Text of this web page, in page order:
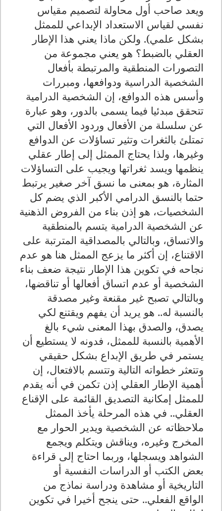
ويعد صاحب أول محاولة لتصميم مقياس
نفسي لقياس الاستعداد الإبداعي للممثل
بشكل علمي). ولكن ماذا يعني هذا الإطار
العقلي بالضبط؟ هو يعني مجموعة من
التصورات المنطقية والمرتبطة بأفعال
الشخصية الدراسية ودوافعها، ومبررات
وأسس هذه الدوافع، إن الشخصية الدرامية
تتحقق مبدئيا فيما يسمى بالدور، وهو عبارة
عن سلسلة من الأفعال وردود الأفعال التي
تمتلئ بالثغرات وتثير تساؤلات عن الدوافع
وغيرها، ولذا يحتاج الممثل إلى إطار عقلي
ينظمها ويسد ثغراتها ويجيب على التساؤلات
المثارة، هو بمعنى ما نسق آخر صغير يرتبط
حتما بالنسق الدرامي الأكبر الذي يضم كل
الشخصيات، هو إذن بناء من الفروض الذهنية
عن الشخصية الدرامية يتسم بالمنطقية
والاتساق، وبالتالي بالمصداقية المترتبة على
الاقتناع، إن أكثر ما يزعج الممثل هنا هو عدم
نجاحه في تكوين هذا الإطار نتيجة ضعف بناء
الشخصية أو عدم اتساق أفعالها أو تناقضها،
وبالتالي تصبح غير مقنعة وغير مصدقة
بالنسبة له.. هو يريد أن يفهم ويقتنع لكي
يصدق، والصدق بهذا المعنى شيء بالغ
الأهمية بالنسبة للممثل، فدونه لا يستطيع أن
يستمر في طريق الإبداع بشكل حقيقي
وتتعثر خطواته التالية وتتسم بالافتعال، إن
أهمية الإطار العقلي إذن تكمن في أنه يقدم
للممثل إمكانية التصديق القائمة على الإقناع
العقلي.. في هذه المرحلة يأخذ الممثل
ملاحظاته عن الشخصية ويدير الحوار مع
المخرج وغيره، ويناقش ويتكلم ويجمع
الشواهد ويسجلها، وربما احتاج إلى قراءة
بعض الكتب أو الدراسات النفسية أو
التاريخية أو مشاهدة ودراسة نماذج من
الواقع الفعلي.. حتى ينجح أخيرا في تكوين